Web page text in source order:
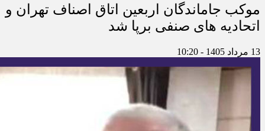
موکب جاماندگان اربعین اتاق اصناف تهران و
اتحادیه های صنفی برپا شد
13 مرداد 1405 - 10:20